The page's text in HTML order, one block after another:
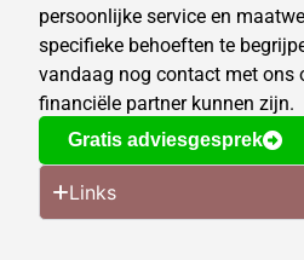
persoonlijke service en
specifieke behoeften te
vandaag nog contact met ons
financiële partner kunnen zijn.
Gratis adviesgesprek
Links